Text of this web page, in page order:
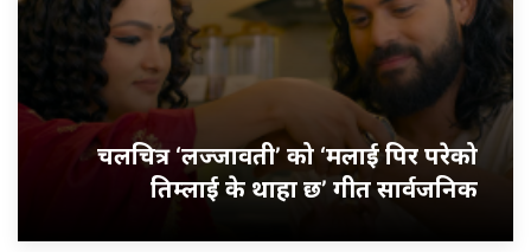
चलचित्र ‘लज्जावती’ को ‘मलाई पिर परेको
तिम्लाई के थाहा छ’ गीत सार्वजनिक